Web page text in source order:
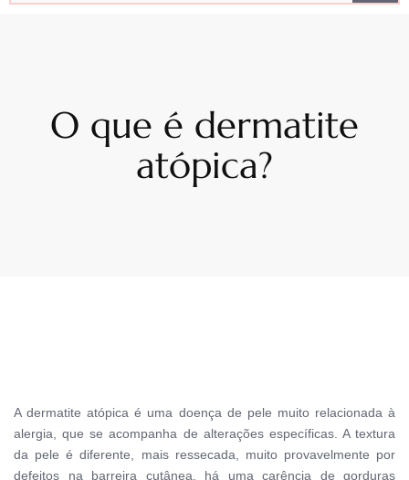
O que é dermatite
atópica?
A dermatite atópica é uma doença de pele muito relacionada à
alergia, que se acompanha de alterações específicas. A textura
da pele é diferente, mais ressecada, muito provavelmente por
defeitos na barreira cutânea, há uma carência de gorduras